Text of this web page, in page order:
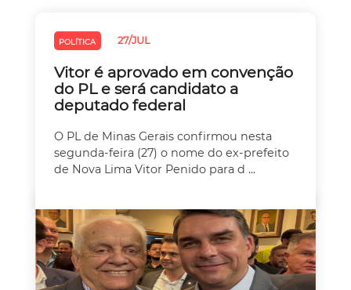
POLÍTICA 27/JUL
Vitor é aprovado em convenção
do PL e será candidato a
deputado federal
O PL de Minas Gerais confirmou nesta
segunda-feira (27) o nome do ex-prefeito
de Nova Lima Vitor Penido para d ...